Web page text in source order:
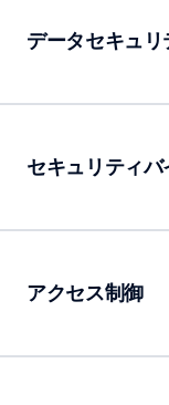
データセキュリ
セキュリティ
アクセス制御